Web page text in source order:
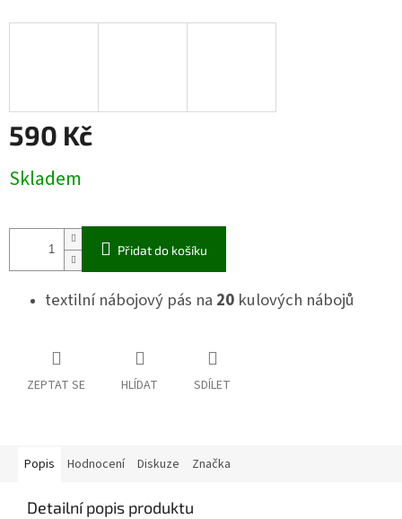
590 Kč
cena:
Skladem
Přidat do košíku
textilní nábojový pás na 20 kulových nábojů
ZEPTAT SE HLÍDAT SDÍLET
Popis Hodnocení Diskuze Značka
Detailní popis produktu